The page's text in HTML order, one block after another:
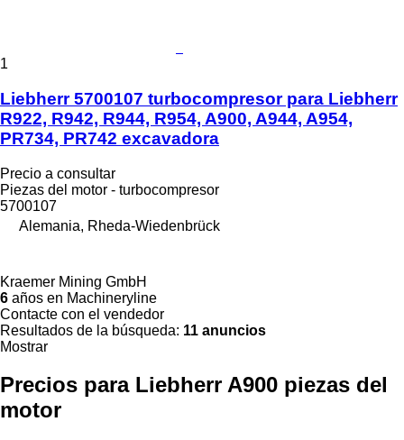
1
Liebherr 5700107 turbocompresor para Liebherr
R922, R942, R944, R954, A900, A944, A954,
PR734, PR742 excavadora
Precio a consultar
Piezas del motor - turbocompresor
5700107
Alemania, Rheda-Wiedenbrück
Kraemer Mining GmbH
6 años en Machineryline
Contacte con el vendedor
Resultados de la búsqueda: 11 anuncios
Mostrar
Precios para Liebherr A900 piezas del
motor